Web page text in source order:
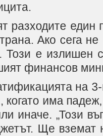
разходите един
Ако сега
е излишен
финансов
на
когато има
иначе. „Този
Ще